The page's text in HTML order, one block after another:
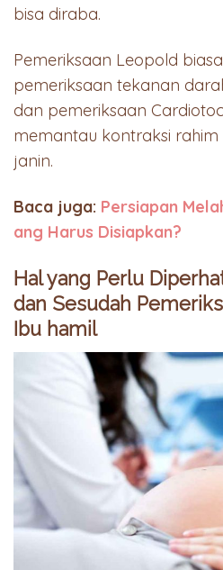
bisa diraba.
Pemeriksaan Leopold
pemeriksaan tekanan
dan pemeriksaan
memantau kontraksi
janin.
Baca juga: Persiapan
ang Harus Disiapkan?
Hal yang Perlu
dan Sesudah
Ibu hamil